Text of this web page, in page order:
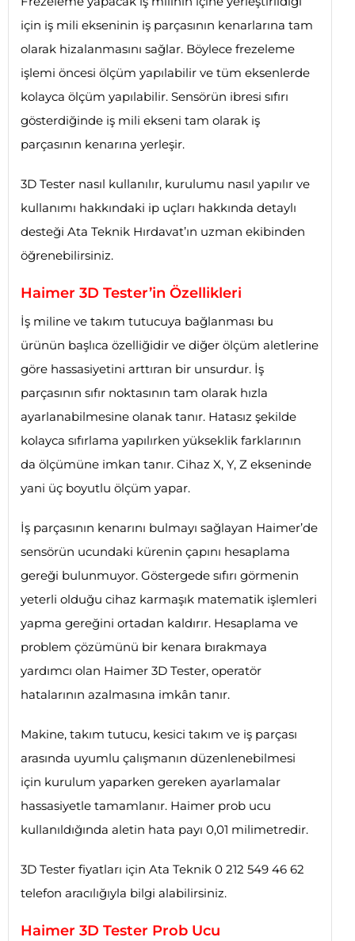
için iş mili ekseninin iş parçasının kenarlarına tam
olarak hizalanmasını sağlar. Böylece frezeleme
işlemi öncesi ölçüm yapılabilir ve tüm eksenlerde
kolayca ölçüm yapılabilir. Sensörün ibresi sıfırı
gösterdiğinde iş mili ekseni tam olarak iş
parçasının kenarına yerleşir.
3D Tester nasıl kullanılır, kurulumu nasıl yapılır ve
kullanımı hakkındaki ip uçları hakkında detaylı
desteği Ata Teknik Hırdavat’ın uzman ekibinden
öğrenebilirsiniz.
Haimer 3D Tester’in Özellikleri
İş miline ve takım tutucuya bağlanması bu
ürünün başlıca özelliğidir ve diğer ölçüm aletlerine
göre hassasiyetini arttıran bir unsurdur. İş
parçasının sıfır noktasının tam olarak hızla
ayarlanabilmesine olanak tanır. Hatasız şekilde
kolayca sıfırlama yapılırken yükseklik farklarının
da ölçümüne imkan tanır. Cihaz X, Y, Z ekseninde
yani üç boyutlu ölçüm yapar.
İş parçasının kenarını bulmayı sağlayan Haimer’de
sensörün ucundaki kürenin çapını hesaplama
gereği bulunmuyor. Göstergede sıfırı görmenin
yeterli olduğu cihaz karmaşık matematik işlemleri
yapma gereğini ortadan kaldırır. Hesaplama ve
problem çözümünü bir kenara bırakmaya
yardımcı olan Haimer 3D Tester, operatör
hatalarının azalmasına imkân tanır.
Makine, takım tutucu, kesici takım ve iş parçası
arasında uyumlu çalışmanın düzenlenebilmesi
için kurulum yaparken gereken ayarlamalar
hassasiyetle tamamlanır. Haimer prob ucu
kullanıldığında aletin hata payı 0,01 milimetredir.
3D Tester fiyatları için Ata Teknik 0 212 549 46 62
telefon aracılığıyla bilgi alabilirsiniz.
Haimer 3D Tester Prob Ucu